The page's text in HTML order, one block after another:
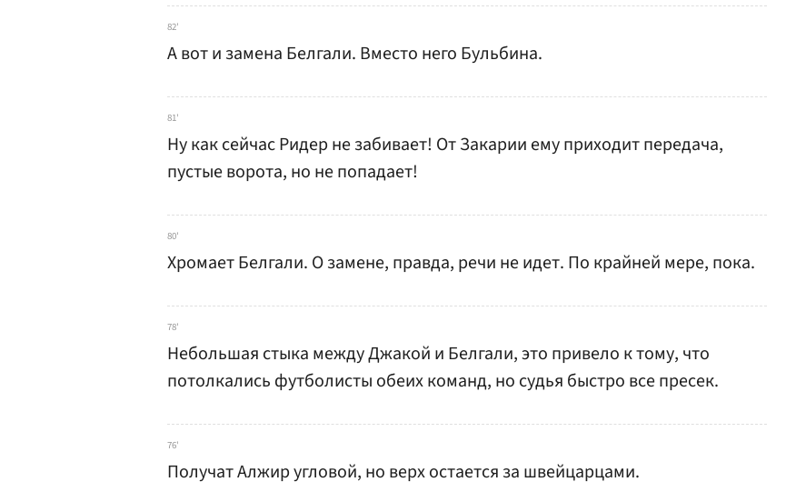
82'
А вот и замена Белгали. Вместо него Бульбина.
81'
Ну как сейчас Ридер не забивает! От Закарии ему приходит передача,
пустые ворота, но не попадает!
80'
Хромает Белгали. О замене, правда, речи не идет. По крайней мере, пока.
78'
Небольшая стыка между Джакой и Белгали, это привело к тому, что
потолкались футболисты обеих команд, но судья быстро все пресек.
76'
Получат Алжир угловой, но верх остается за швейцарцами.